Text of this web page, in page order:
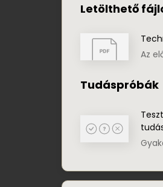
Letölthető
Az
Tudáspróbák